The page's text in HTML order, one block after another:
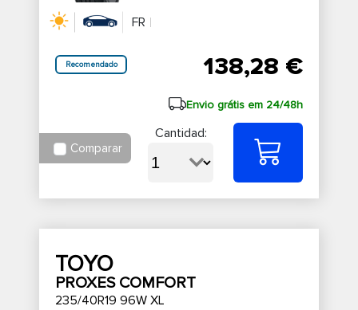
FR
Recomendado 138,28 €
Envio grátis em 24/48h
Comparar
Cantidad:
TOYO
PROXES COMFORT
235/40R19 96W XL